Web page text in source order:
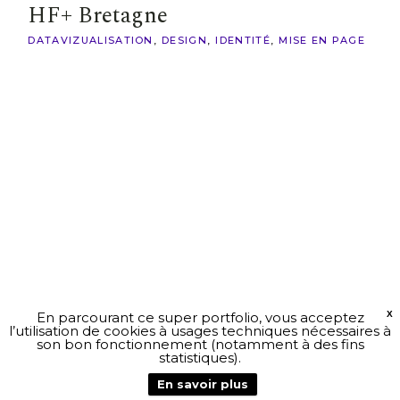
HF+ Bretagne
DATAVIZUALISATION DESIGN IDENTITÉ MISE EN PAGE
X
En parcourant ce super portfolio, vous acceptez
l’utilisation de cookies à usages techniques nécessaires à
son bon fonctionnement (notamment à des fins
statistiques).
En savoir plus